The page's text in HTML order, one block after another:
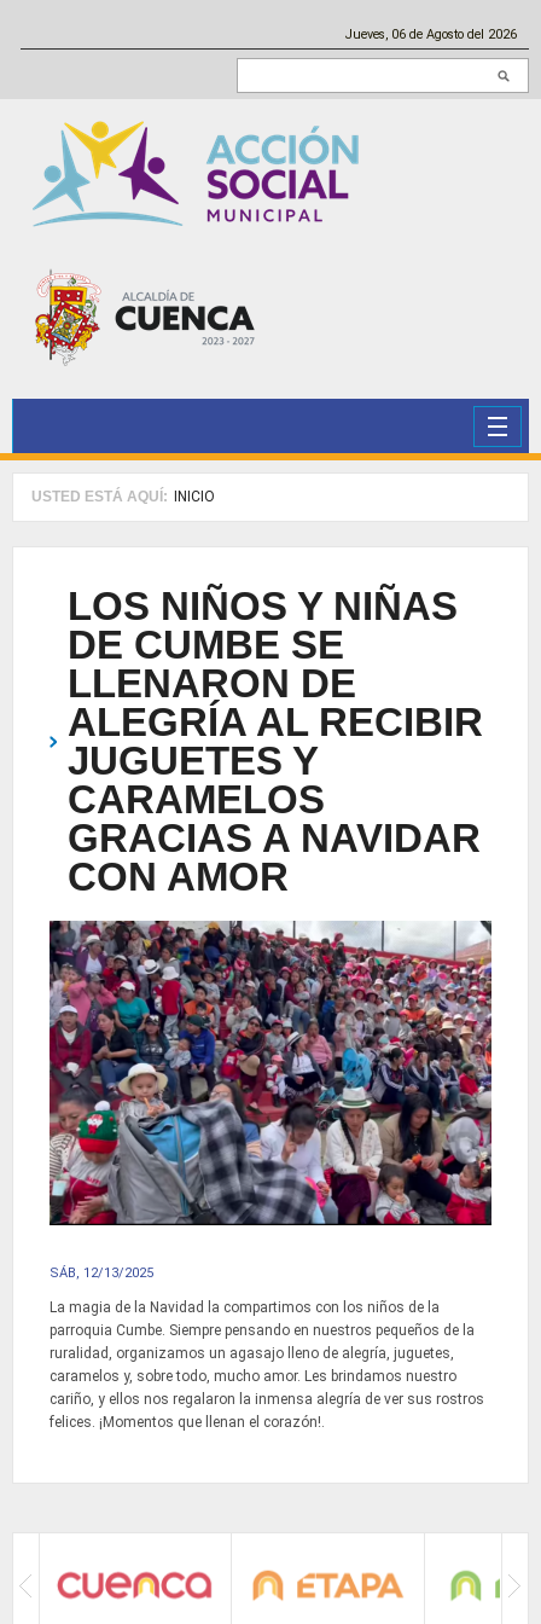
Jueves, 06 de Agosto del 2026
USTED ESTÁ AQUÍ: INICIO
LOS NIÑOS Y NIÑAS
DE CUMBE SE
LLENARON DE
ALEGRÍA AL RECIBIR
JUGUETES Y
CARAMELOS
GRACIAS A NAVIDAR
CON AMOR
SÁB, 12/13/2025
La magia de la Navidad la compartimos con los niños de la
parroquia Cumbe. Siempre pensando en nuestros pequeños de la
ruralidad, organizamos un agasajo lleno de alegría, juguetes,
caramelos y, sobre todo, mucho amor. Les brindamos nuestro
cariño, y ellos nos regalaron la inmensa alegría de ver sus rostros
felices. ¡Momentos que llenan el corazón!.